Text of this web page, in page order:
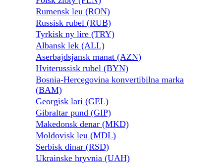
Rumensk leu (RON)
Russisk rubel (RUB)
Tyrkisk ny lire (TRY)
Albansk lek (ALL)
Aserbajdsjansk manat (AZN)
Hviterussisk rubel (BYN)
Bosnia-Hercegovina konvertibilna marka
(BAM)
Georgisk lari (GEL)
Gibraltar pund (GIP)
Makedonsk denar (MKD)
Moldovisk leu (MDL)
Serbisk dinar (RSD)
Ukrainske hryvnia (UAH)